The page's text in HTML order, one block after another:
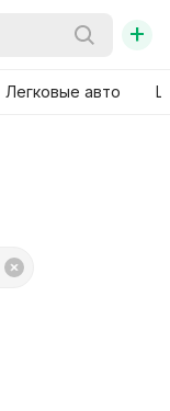
+
Легковые авто